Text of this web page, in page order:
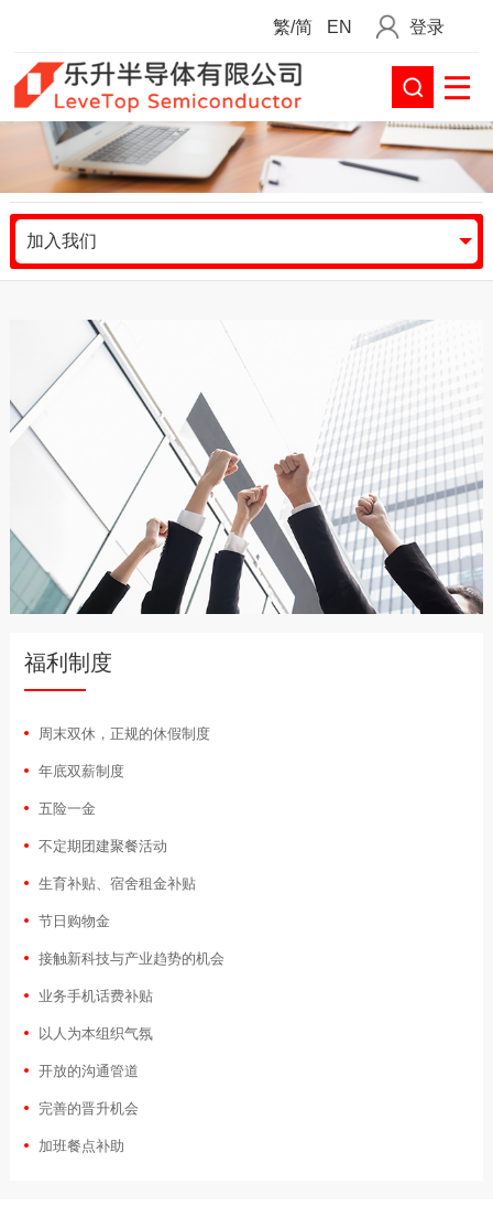
繁/简 EN 登录
加入我们
福利制度
周末双休，正规的休假制度
年底双薪制度
五险一金
不定期团建聚餐活动
生育补贴、宿舍租金补贴
节日购物金
接触新科技与产业趋势的机会
业务手机话费补贴
以人为本组织气氛
开放的沟通管道
完善的晋升机会
加班餐点补助